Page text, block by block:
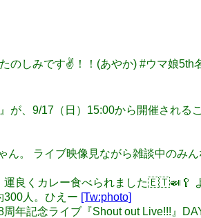
のしみです✌️！！(あやか) #ウマ娘5th
が、9/17（日）15:00から開催される
。 ライブ映像見ながら雑談中のみん
運良くカレー食べられました🇪🇹🍛🥄
300人。ひえー [Tw:photo]
年記念ライブ『Shout out Live!!!』